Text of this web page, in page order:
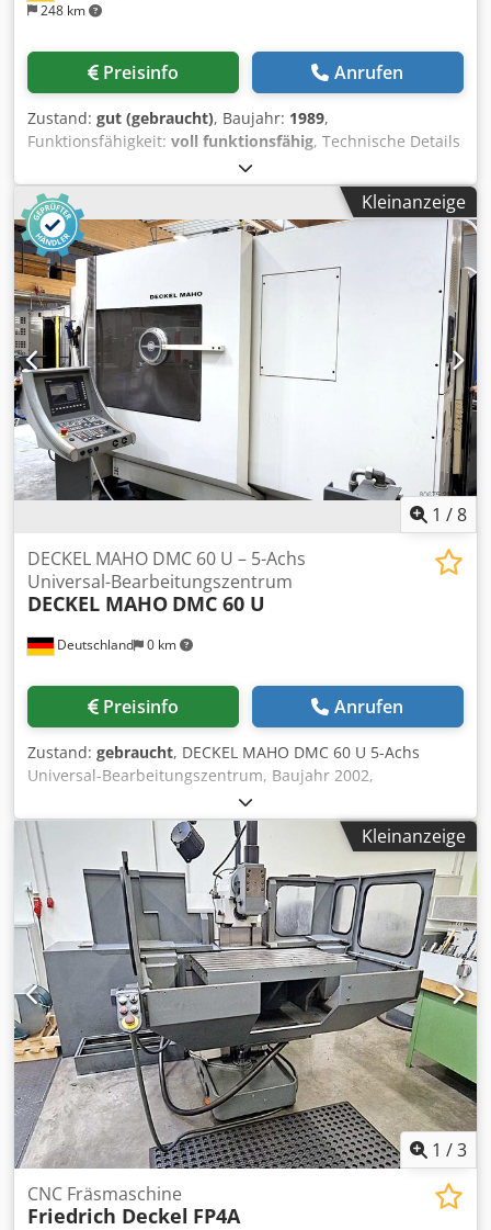
248 km
Preisinfo Anrufen
Zustand: gut (gebraucht), Baujahr: 1989,
Funktionsfähigkeit: voll funktionsfähig, Technische Details
x-Weg 300 mm y-Weg 160 mm z-Weg 290 mm Tischfläche
210 x 600 mm Werkzeugaufnahme SK 40
Spindeldrehzahlen (16) 40 - 2000 U/min Cjdpfx Adozrt
Rkjqorf Vorschübe stufenlos 5 - 500 mm/min Eilgang 1,2
m/min Spindelantrieb 1,5 / 1,9 kW Gesamtleistungsbedarf
9,5 kVA Maschinengewicht ca. 730 kg Raumbedarf ca. 2000
x 2200 x 1655 mm Zusatzinformationen Die Maschine
kommt von einem Ausbildungszentrum. Ausstattung: 3-
Achsen Aktiv-Digitalanzeige Fabrikat Heidenhain
Feststehender Winkeltisch Kühlmitteleinrichtung
Gegenhalter zum waagerecht fräsen
Maschinenschraubstock Gressel MHS 10
Kleinanzeige
1 /8
Deutschland 0 km
DECKEL MAHO DMC 60 U – 5-Achs
Universal-Bearbeitungszentrum
DECKEL MAHO DMC 60 U
Preisinfo Anrufen
Zustand: gebraucht, DECKEL MAHO DMC 60 U 5-Achs
Universal-Bearbeitungszentrum, Baujahr 2002,
Verfahrwege 600 x 700 x 600 mm, Eilgang bis 40 m/min.
Die Motorspindel mit 12.000 1/min und
Werkzeugaufnahme SK 40 DIN 69871 leistet 28 kW (40%
ED) / 19 kW (100% ED) und sitzt in einem automatischen
Universal-Schwenkfraeskopf mit gesteuerter B-Achse, der
zusammen mit dem NC-Rundtisch die volle 5-Achs-
Bearbeitung ermoeglicht. Steuerung Siemens SINUMERIK
840D 3D-Bahnsteuerung. Drehpalettenwechsler mit 2
Paletten 630 x 500 mm, je 600 kg, sowie Spannhydraulik
zum Anschluss hydraulisch betaetigter
Spannvorrichtungen an Rundtisch und Paletten.
Werkzeugmagazin mit 60 Plaetzen SK 40 und horizontalem
Doppelgreifer-Wechsler. Ausgestattet mit
Innenkuehlmittelzufuhr und 900 l Kuehlmittelbehaelter,
Spaenefoerderer, rotierender Sichtscheibe
(RotoClear)vund Blum Laser-Werkzeugvermessung im
Arbeitsraum. Crodpsznffrofx Adqef
Kleinanzeige
1 /3
CNC Fräsmaschine
Friedrich Deckel FP4A